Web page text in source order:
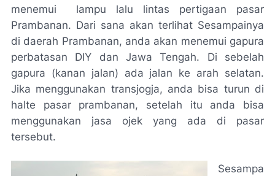
menemui lampu lalu lintas pertigaan pasar
Prambanan. Dari sana akan terlihat Sesampainya
di daerah Prambanan, anda akan menemui gapura
perbatasan DIY dan Jawa Tengah. Di sebelah
gapura (kanan jalan) ada jalan ke arah selatan.
Jika menggunakan transjogja, anda bisa turun di
halte pasar prambanan, setelah itu anda bisa
menggunakan jasa ojek yang ada di pasar
tersebut.
Sesampa